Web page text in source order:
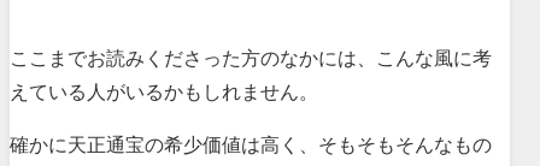
ここまでお読みくださった方のなかには、こんな風に考
えている人がいるかもしれません。
確かに天正通宝の希少価値は高く、そもそもそんなもの